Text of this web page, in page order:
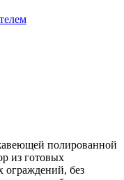
полированной
из готовых
без